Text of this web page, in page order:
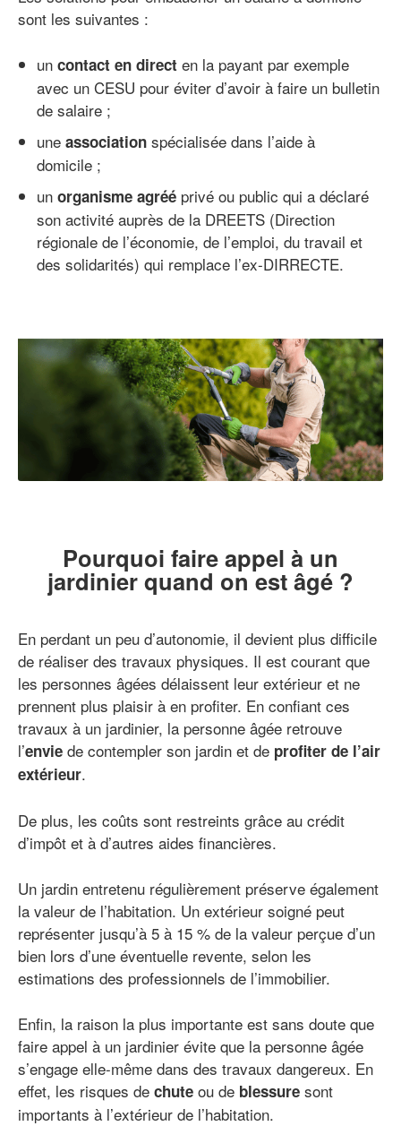
sont les suivantes :
un contact en direct en la payant par exemple
avec un CESU pour éviter d’avoir à faire un bulletin
de salaire ;
une association spécialisée dans l’aide à
domicile ;
un organisme agréé privé ou public qui a déclaré
son activité auprès de la DREETS (Direction
régionale de l’économie, de l’emploi, du travail et
des solidarités) qui remplace l’ex-DIRRECTE.
Pourquoi faire appel à un
jardinier quand on est âgé ?
En perdant un peu d’autonomie, il devient plus difficile
de réaliser des travaux physiques. Il est courant que
les personnes âgées délaissent leur extérieur et ne
prennent plus plaisir à en profiter. En confiant ces
travaux à un jardinier, la personne âgée retrouve
l’envie de contempler son jardin et de profiter de l’air
extérieur.
De plus, les coûts sont restreints grâce au crédit
d’impôt et à d’autres aides financières.
Un jardin entretenu régulièrement préserve également
la valeur de l’habitation. Un extérieur soigné peut
représenter jusqu’à 5 à 15 % de la valeur perçue d’un
bien lors d’une éventuelle revente, selon les
estimations des professionnels de l’immobilier.
Enfin, la raison la plus importante est sans doute que
faire appel à un jardinier évite que la personne âgée
s’engage elle-même dans des travaux dangereux. En
effet, les risques de chute ou de blessure sont
importants à l’extérieur de l’habitation.